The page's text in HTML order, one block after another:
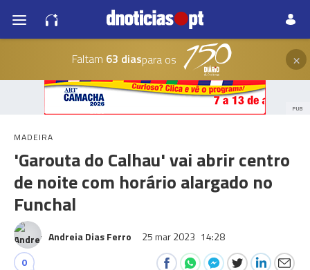
Faltam 63 diaspara os ×
PUB
MADEIRA
'Garouta do Calhau' vai abrir centro
de noite com horário alargado no
Funchal
Andreia Dias Ferro 25 mar 2023 14:28
0